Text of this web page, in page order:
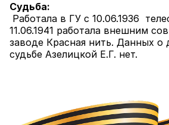
Судьба:
Работала в ГУ с 10.06.1936
11.06.1941 работала внешним
заводе Красная нить. Данных о
судьбе Азелицкой Е.Г. нет.